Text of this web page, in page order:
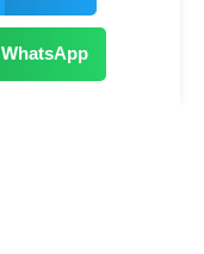
WhatsApp